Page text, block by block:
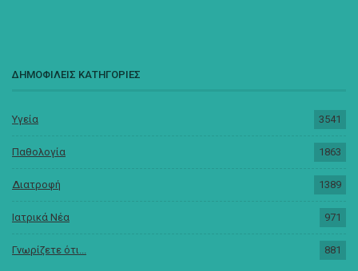
ΔΗΜΟΦΙΛΕΙΣ ΚΑΤΗΓΟΡΙΕΣ
Υγεία 3541
Παθολογία 1863
Διατροφή 1389
Ιατρικά Νέα 971
Γνωρίζετε ότι... 881